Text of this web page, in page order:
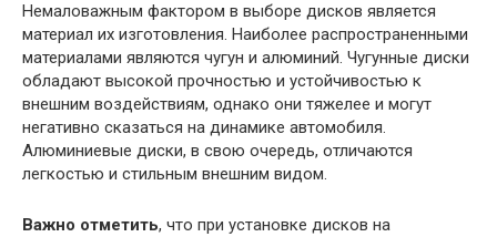
Немаловажным фактором в выборе дисков является
материал их изготовления. Наиболее распространенными
материалами являются чугун и алюминий. Чугунные диски
обладают высокой прочностью и устойчивостью к
внешним воздействиям, однако они тяжелее и могут
негативно сказаться на динамике автомобиля.
Алюминиевые диски, в свою очередь, отличаются
легкостью и стильным внешним видом.
Важно отметить, что при установке дисков на